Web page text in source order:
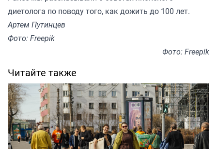
диетолога по поводу того, как дожить до 100 лет.
Артем Путинцев
Фото: Freepik
Фото: Freepik
Читайте также